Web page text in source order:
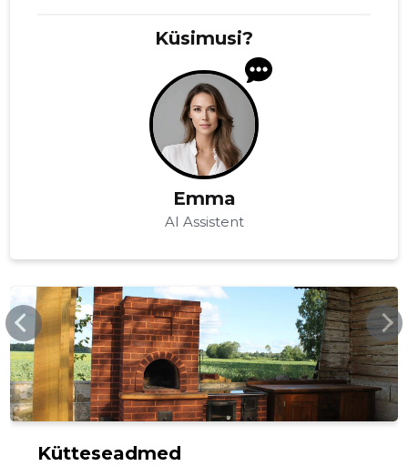
Küsimusi?
Emma
AI Assistent
OLTO.EE
Kütteseadmed